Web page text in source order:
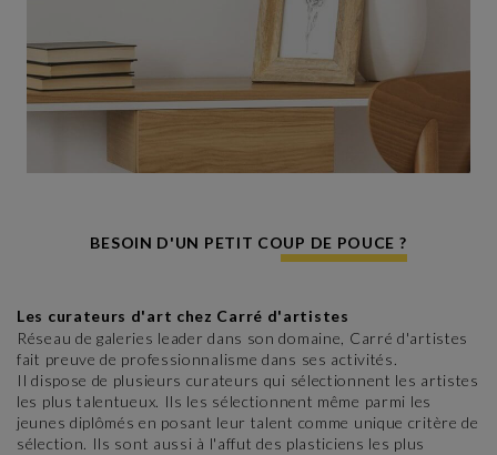
BESOIN D'UN PETIT COUP DE POUCE ?
Les curateurs d'art chez Carré d'artistes
Réseau de galeries leader dans son domaine, Carré d'artistes
fait preuve de professionnalisme dans ses activités.
Il dispose de plusieurs curateurs qui sélectionnent les artistes
les plus talentueux. Ils les sélectionnent même parmi les
jeunes diplômés en posant leur talent comme unique critère de
sélection. Ils sont aussi à l'affut des plasticiens les plus